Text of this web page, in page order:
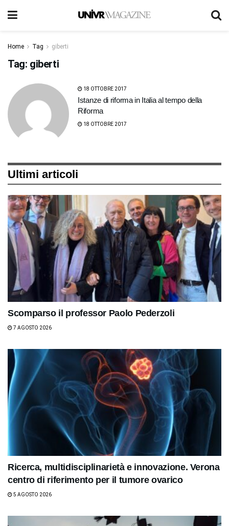
Home Tag giberti
Tag: giberti
18 OTTOBRE 2017
Istanze di riforma in Italia al tempo della
Riforma
18 OTTOBRE 2017
Ultimi articoli
Scomparso il professor Paolo Pederzoli
7 AGOSTO 2026
Ricerca, multidisciplinarietà e innovazione. Verona
centro di riferimento per il tumore ovarico
5 AGOSTO 2026